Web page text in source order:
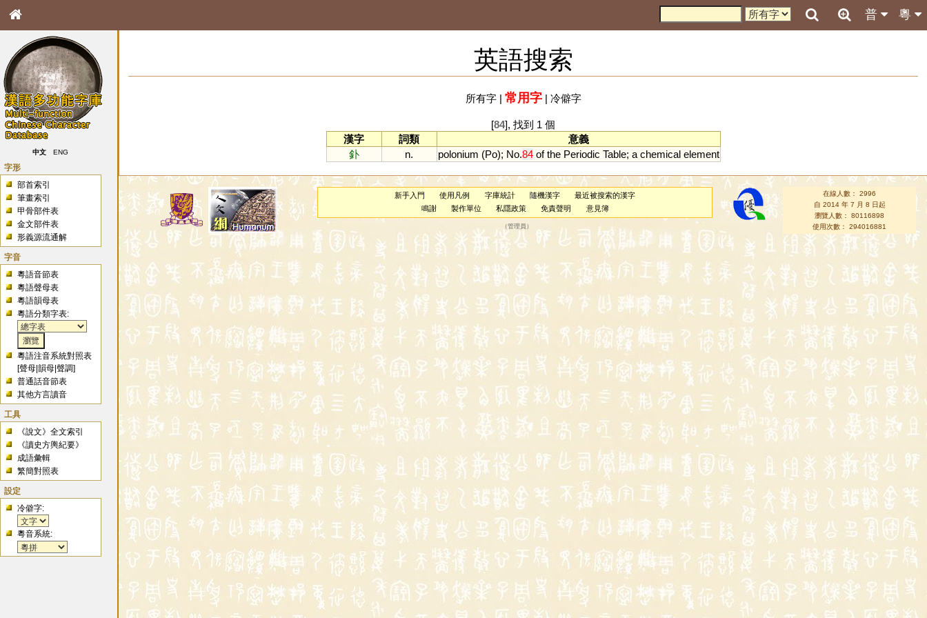
粵
普
中文 ENG
字形
部首索引
筆畫索引
甲骨部件表
金文部件表
形義源流通解
字音
粵語音節表
粵語聲母表
粵語韻母表
粵語分類字表:
粵語注音系統對照表
[聲母 |韻母 |聲調]
普通話音節表
其他方言讀音
工具
《說文》全文索引
《讀史方輿紀要》
成語彙輯
繁簡對照表
設定
冷僻字:
粵音系統:
英語搜索
所有字| 常用字| 冷僻字
[84], 找到 1 個
漢字
詞類
意義
釙
n. polonium (Po); No.84 of the Periodic Table; a chemical element
新手入門 使用凡例 字庫統計 隨機漢字
最近被搜索的漢字
鳴謝
製作單位 私隱政策 免責聲明 意見簿
（管理員 ）
在線人數： 2996
自 2014 年 7 月 8 日起
瀏覽人數： 80116898
使用次數： 294016881